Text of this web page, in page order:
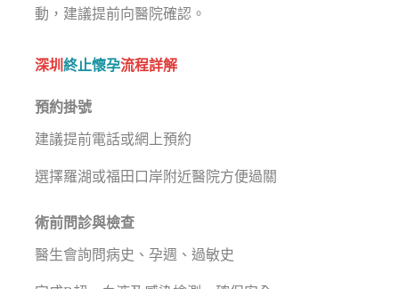
動，建議提前向醫院確認。
深圳終止懷孕流程詳解
預約掛號
建議提前電話或網上預約
選擇羅湖或福田口岸附近醫院方便過關
術前問診與檢查
醫生會詢問病史、孕週、過敏史